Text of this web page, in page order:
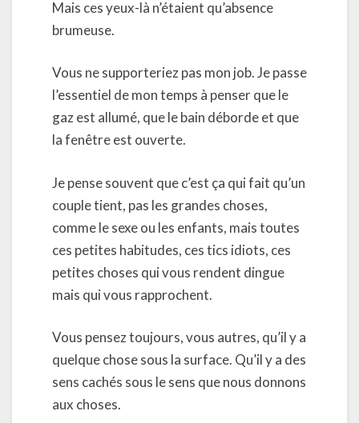
Mais ces yeux-là n’étaient qu’absence
brumeuse.
Vous ne supporteriez pas mon job. Je passe
l’essentiel de mon temps à penser que le
gaz est allumé, que le bain déborde et que
la fenêtre est ouverte.
Je pense souvent que c’est ça qui fait qu’un
couple tient, pas les grandes choses,
comme le sexe ou les enfants, mais toutes
ces petites habitudes, ces tics idiots, ces
petites choses qui vous rendent dingue
mais qui vous rapprochent.
Vous pensez toujours, vous autres, qu’il y a
quelque chose sous la surface. Qu’il y a des
sens cachés sous le sens que nous donnons
aux choses.